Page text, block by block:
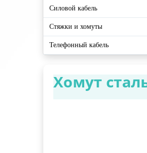
Силовой кабель
Стяжки и хомуты
Телефонный кабель
Хомут